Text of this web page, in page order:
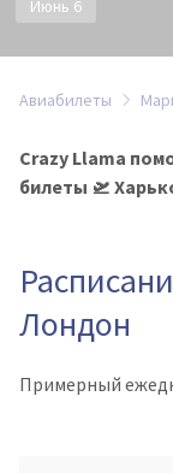
Июнь 6
Авиабилеты
Crazy Llama
билеты 🛫
Лондон
Примерный